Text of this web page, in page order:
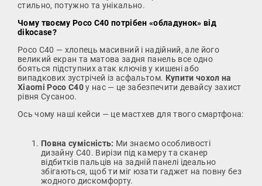
стильно, потужно та унікально.
Чому твоєму Poco C40 потрібен «обладунок» від
dikocase?
Poco C40 — хлопець масивний і надійний, але його
великий екран та матова задня панель все одно
бояться підступних атак ключів у кишені або
випадкових зустрічей із асфальтом. Купити чохол на
Xiaomi Poco C40у нас — це забезпечити девайсу захист
рівня Сусаноо.
Ось чому наші кейси — це мастхев для твого смартфона:
Повна сумісність: Ми знаємо особливості
дизайну C40. Вирізи під камеру та сканер
відбитків пальців на задній панелі ідеально
збігаються, щоб ти міг юзати гаджет на повну без
жодного дискомфорту.